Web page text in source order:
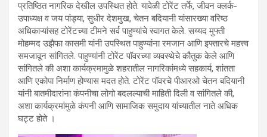
प्रतिष्ठित नागरिक देखील उपस्थित होते. यावेळी टोरेंट तर्फे, जीवन क्लर्क-
उपाध्यक्ष व जय पांड्या, सुधीर देशमुख, चेतन बदियानी यांसारख्या वरिष्ठ
अधिकाऱ्यांसह टोरेंटच्या टीमने सर्व पाहुण्यांचे स्वागत केले. सय्यद मुफ्ती
मोहम्मद उझैफा कासमी यांनी उपस्थित पाहुण्यांना रमजान आणि इफ्तारचे महत्त्व
समजावून सांगितले. पाहुण्यांनी टोरेंट पॉवरच्या व्यवस्थेचे कौतुक केले आणि
सांगितले की अशा कार्यक्रमामुळे शहरातील नागरिकांमध्ये सहकार्य, शांतता
आणि एकोपा निर्माण होण्यास मदत होते. टोरेंट पॉवरचे पीआरओ चेतन बदियानी
यांनी बातमीदारांना कंपनीचा लोगो बदलल्याची माहिती दिली व सांगितले की,
अशा कार्यक्रमांमुळे कंपनी आणि सामाजिक समुदाय यांच्यातील नाते अधिक
घट्ट होते ।